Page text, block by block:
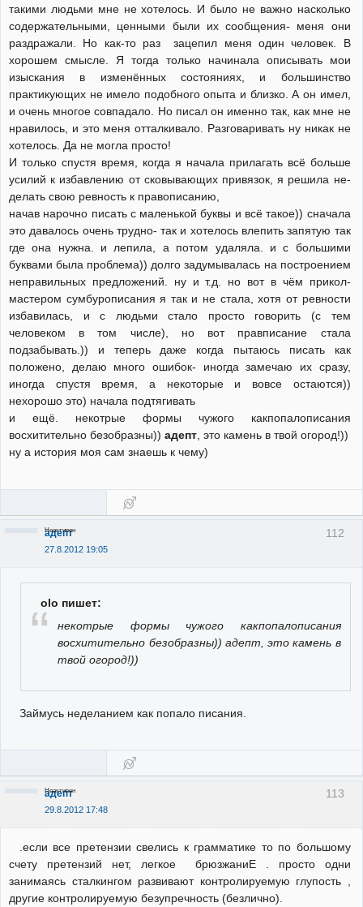
такими людьми мне не хотелось. И было не важно насколько
содержательными, ценными были их сообщения- меня они
раздражали. Но как-то раз зацепил меня один человек. В
хорошем смысле. Я тогда только начинала описывать мои
изыскания в изменённых состояниях, и большинство
практикующих не имело подобного опыта и близко. А он имел,
и очень многое совпадало. Но писал он именно так, как мне не
нравилось, и это меня отталкивало. Разговаривать ну никак не
хотелось. Да не могла просто!
И только спустя время, когда я начала прилагать всё больше
усилий к избавлению от сковывающих привязок, я решила не-
делать свою ревность к правописанию,
начав нарочно писать с маленькой буквы и всё такое)) сначала
это давалось очень трудно- так и хотелось влепить запятую так
где она нужна. и лепила, а потом удаляла. и с большими
буквами была проблема)) долго задумывалась на построением
неправильных предложений. ну и т.д. но вот в чём прикол-
мастером сумбурописания я так и не стала, хотя от ревности
избавилась, и с людьми стало просто говорить (с тем
человеком в том числе), но вот правписание стала
подзабывать.)) и теперь даже когда пытаюсь писать как
положено, делаю много ошибок- иногда замечаю их сразу,
иногда спустя время, а некоторые и вовсе остаются))
нехорошо это) начала подтягивать
и ещё. некотрые формы чужого какпопалописания
восхитительно безобразны)) адепт, это камень в твой огород!))
ну а история моя сам знаешь к чему)
112
адепт
27.8.2012 19:05
Неактивен
olo пишет:
некотрые формы чужого какпопалописания
восхитительно безобразны)) адепт, это камень в
твой огород!))
Займусь неделанием как попало писания.
113
адепт
29.8.2012 17:48
Неактивен
.если все претензии свелись к грамматике то по большому
счету претензий нет, легкое брюзжаниЕ . просто одни
занимаясь сталкингом развивают контролируемую глупость ,
другие контролируемую безупречность (безлично).